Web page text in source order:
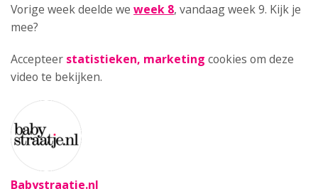
Vorige week deelde we week 8, vandaag week 9. Kijk je
mee?
Accepteer statistieken, marketing cookies om deze
video te bekijken.
Babystraatje.nl